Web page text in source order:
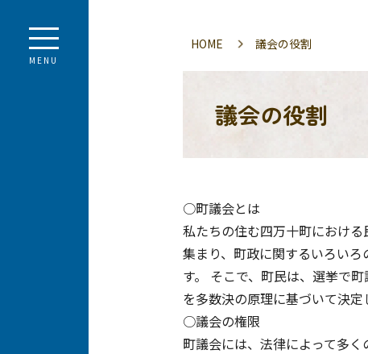
MENU
HOME 議会の役割
議会の役割
○町議会とは
私たちの住む四万十町におけ
集まり、町政に関するいろい
す。 そこで、町民は、選挙で
を多数決の原理に基づいて決定
○議会の権限
町議会には、法律によって多く